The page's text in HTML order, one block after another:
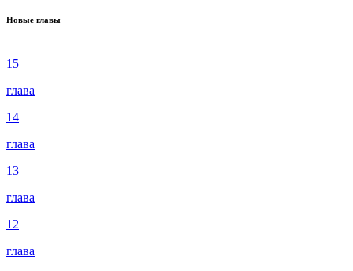
Новые главы
15
глава
14
глава
13
глава
12
глава